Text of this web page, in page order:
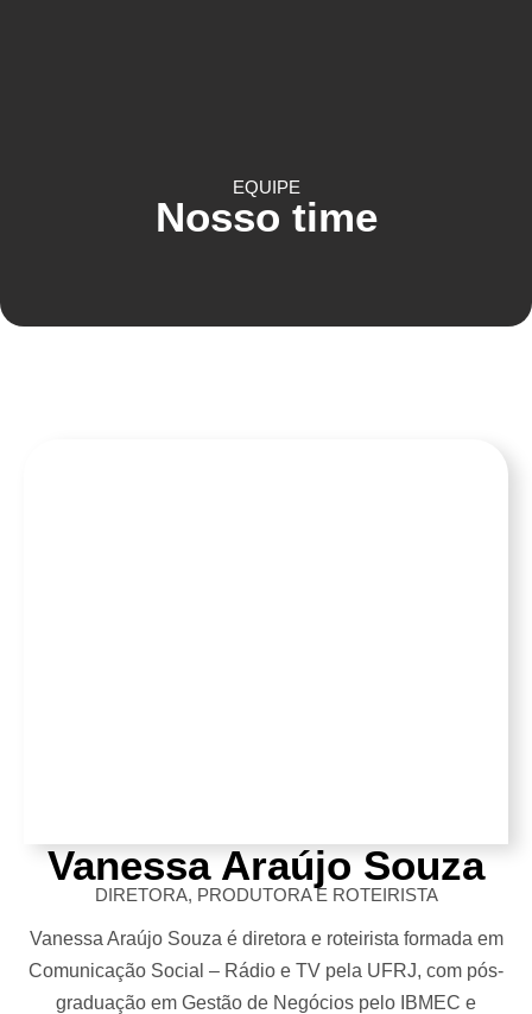
EQUIPE
Nosso time
Vanessa Araújo Souza
DIRETORA, PRODUTORA E ROTEIRISTA
Vanessa Araújo Souza é diretora e roteirista formada em
Comunicação Social – Rádio e TV pela UFRJ, com pós-
graduação em Gestão de Negócios pelo IBMEC e